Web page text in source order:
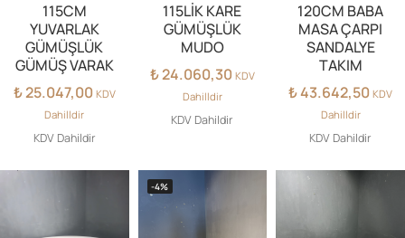
115CM
YUVARLAK
GÜMÜŞLÜK
GÜMÜŞ VARAK
₺25.047,00 KDV
Dahilldir
KDV Dahildir
115LİK KARE
GÜMÜŞLÜK
MUDO
₺24.060,30 KDV
Dahilldir
KDV Dahildir
120CM BABA
MASA ÇARPI
SANDALYE
TAKIM
₺43.642,50 KDV
Dahilldir
KDV Dahildir
-4%